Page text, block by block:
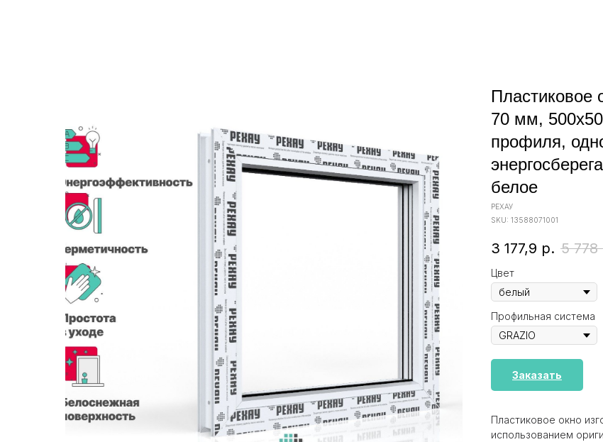
70 мм,
профиля,
белое
РЕХАУ
SKU: 13588071001
3 177,9 р. 5 778
Цвет
Профильная система
Заказать
Пластиковое окно
использованием